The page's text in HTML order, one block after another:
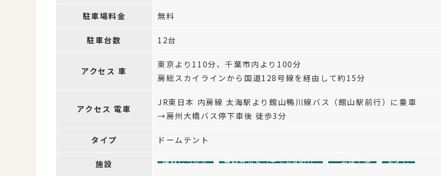
駐車場料金 無料
駐車台数 12台
アクセス 車
東京より110分、千葉市内より100分
房総スカイラインから国道128号線を経由して約15分
アクセス 電車
JR東日本 内房線 太海駅より館山鴨川線バス（館山駅前行）に乗車
→房州大橋バス停下車後 徒歩3分
タイプ ドームテント
施設 機材レンタル 食材セット（手ぶらBBQ） ごみ捨て場 トイレ